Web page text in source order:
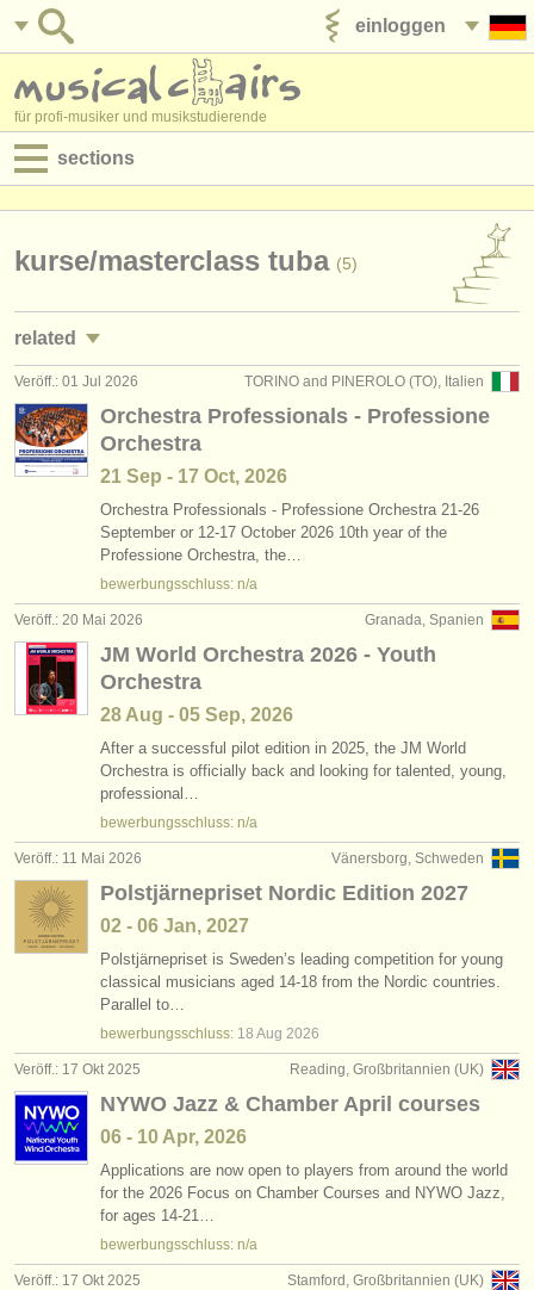
einloggen
für profi-musiker und musikstudierende
sections
jobs - verwaltung
degree courses
kurse
musikwettbewerbe
instrumentenverkauf
gestohlene instrumente
verzeichnisse:
orchester
musikhochschulen
jugendorchester
musicalchairs:
über musicalchairs
kontakt
rss feeds
nachrichten in der klassischen musik
verlage:
anzeige veröffentlichen
find out about ourATS
faq
einloggen
kurse/masterclass tuba (5)
related
jobs - aufführung: tuba
jobs - unterrichten: tuba
degree courses: tuba (9)
wettbewerb tuba (3)
tuba verloren (2)
TORINO and PINEROLO (TO), Italien
Veröff.: 01 Jul 2026
Orchestra Professionals - Professione
Orchestra
21 Sep - 17 Oct, 2026
Orchestra Professionals - Professione Orchestra 21-26
September or 12-17 October 2026 10th year of the
Professione Orchestra, the…
bewerbungsschluss: n/a
Granada, Spanien
Veröff.: 20 Mai 2026
JM World Orchestra 2026 - Youth
Orchestra
28 Aug - 05 Sep, 2026
After a successful pilot edition in 2025, the JM World
Orchestra is officially back and looking for talented, young,
professional…
bewerbungsschluss: n/a
Vänersborg, Schweden
Veröff.: 11 Mai 2026
Polstjärnepriset Nordic Edition 2027
02 - 06 Jan, 2027
Polstjärnepriset is Sweden’s leading competition for young
classical musicians aged 14-18 from the Nordic countries.
Parallel to…
bewerbungsschluss: 18 Aug 2026
Reading, Großbritannien (UK)
Veröff.: 17 Okt 2025
NYWO Jazz & Chamber April courses
06 - 10 Apr, 2026
Applications are now open to players from around the world
for the 2026 Focus on Chamber Courses and NYWO Jazz,
for ages 14-21…
bewerbungsschluss: n/a
Stamford, Großbritannien (UK)
Veröff.: 17 Okt 2025